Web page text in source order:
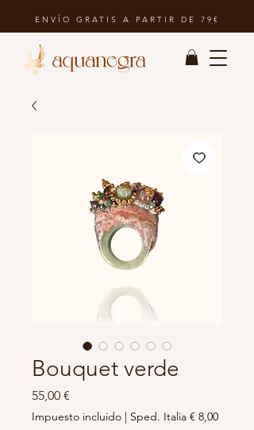
ENVÍO GRATIS A PARTIR DE 79€
Bouquet verde
55,00 €
Impuesto incluido Sped. Italia € 8,00